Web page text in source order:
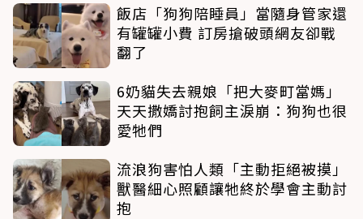
飯店「狗狗陪睡員」當隨身管家還
有罐罐小費 訂房搶破頭網友卻戰
翻了
6奶貓失去親娘「把大麥町當媽」
天天撒嬌討抱飼主淚崩：狗狗也很
愛牠們
流浪狗害怕人類「主動拒絕被摸」
獸醫細心照顧讓牠終於學會主動討
抱